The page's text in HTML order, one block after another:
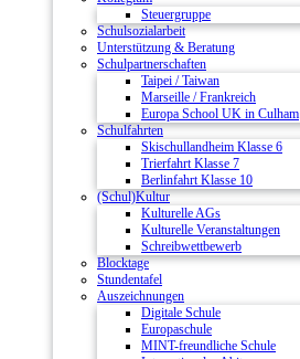
Steuergruppe
Schulsozialarbeit
Unterstützung & Beratung
Schulpartnerschaften
Taipei / Taiwan
Marseille / Frankreich
Europa School UK in Culham
Schulfahrten
Skischullandheim Klasse 6
Trierfahrt Klasse 7
Berlinfahrt Klasse 10
(Schul)Kultur
Kulturelle AGs
Kulturelle Veranstaltungen
Schreibwettbewerb
Blocktage
Stundentafel
Auszeichnungen
Digitale Schule
Europaschule
MINT-freundliche Schule